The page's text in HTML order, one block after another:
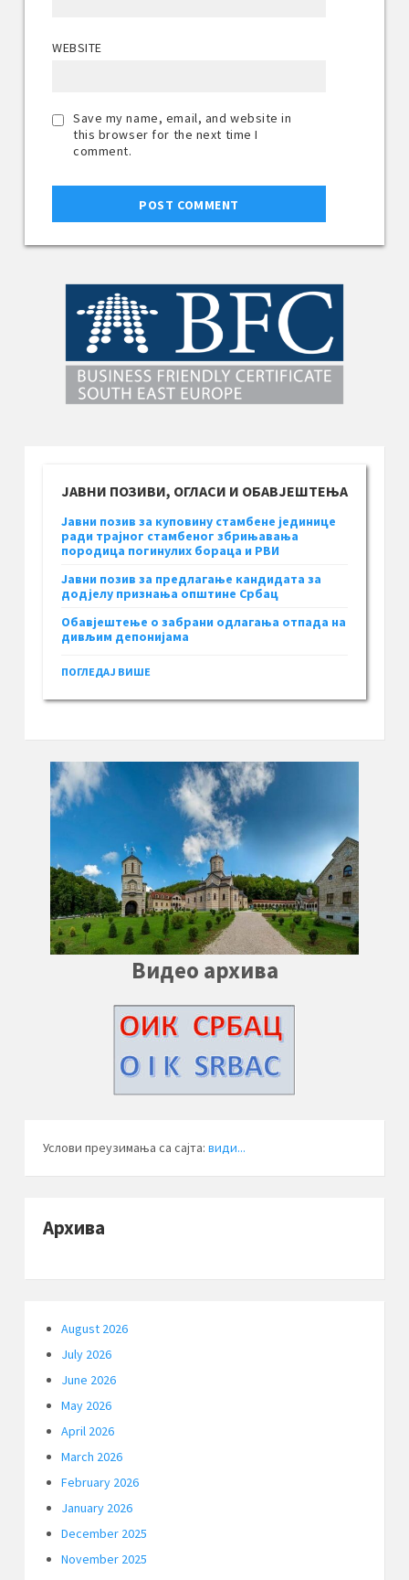
WEBSITE
Save my name, email, and website in
this browser for the next time I
comment.
ЈАВНИ ПОЗИВИ, ОГЛАСИ И ОБАВЈЕШТЕЊА
Јавни позив за куповину стамбене јединице
ради трајног стамбеног збрињавања
породица погинулих бораца и РВИ
Јавни позив за предлагање кандидата за
додјелу признања општине Србац
Обавјештење о забрани одлагања отпада на
дивљим депонијама
ПОГЛЕДАЈ ВИШЕ
Видео архива
Услови преузимања са сајта: види...
Архива
August 2026
July 2026
June 2026
May 2026
April 2026
March 2026
February 2026
January 2026
December 2025
November 2025